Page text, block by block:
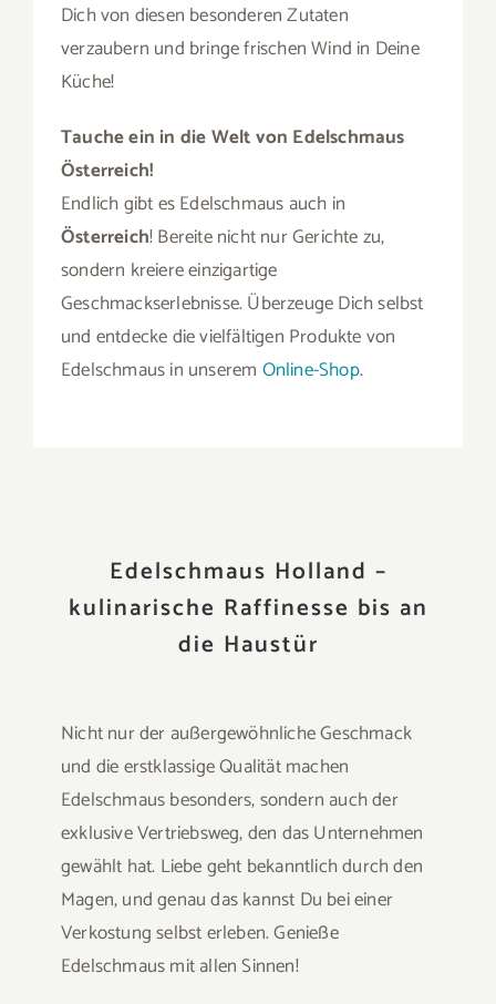
Dich von diesen besonderen Zutaten
verzaubern und bringe frischen Wind in Deine
Küche!
Tauche ein in die Welt von Edelschmaus
Österreich!
Endlich gibt es Edelschmaus auch in
Österreich! Bereite nicht nur Gerichte zu,
sondern kreiere einzigartige
Geschmackserlebnisse. Überzeuge Dich selbst
und entdecke die vielfältigen Produkte von
Edelschmaus in unserem Online-Shop.
Edelschmaus Holland –
kulinarische Raffinesse bis an
die Haustür
Nicht nur der außergewöhnliche Geschmack
und die erstklassige Qualität machen
Edelschmaus besonders, sondern auch der
exklusive Vertriebsweg, den das Unternehmen
gewählt hat. Liebe geht bekanntlich durch den
Magen, und genau das kannst Du bei einer
Verkostung selbst erleben. Genieße
Edelschmaus mit allen Sinnen!